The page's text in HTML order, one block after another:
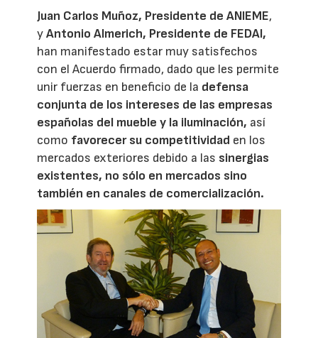
Juan Carlos Muñoz, Presidente de ANIEME,
yAntonio Almerich, Presidente de FEDAI,
han manifestado estar muy satisfechos
con el Acuerdo firmado, dado que les permite
unir fuerzas en beneficio de la defensa
conjunta de los intereses de las empresas
españolas del mueble y la iluminación, así
como favorecer su competitividad en los
mercados exteriores debido a las sinergias
existentes, no sólo en mercados sino
también en canales de comercialización.